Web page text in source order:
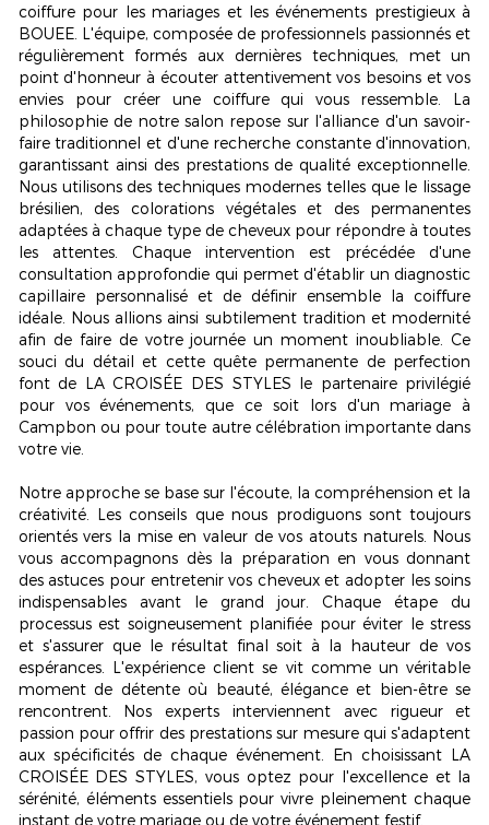
coiffure pour les mariages et les événements prestigieux à
BOUEE. L'équipe, composée de professionnels passionnés et
régulièrement formés aux dernières techniques, met un
point d'honneur à écouter attentivement vos besoins et vos
envies pour créer une coiffure qui vous ressemble. La
philosophie de notre salon repose sur l'alliance d'un savoir-
faire traditionnel et d'une recherche constante d'innovation,
garantissant ainsi des prestations de qualité exceptionnelle.
Nous utilisons des techniques modernes telles que le lissage
brésilien, des colorations végétales et des permanentes
adaptées à chaque type de cheveux pour répondre à toutes
les attentes. Chaque intervention est précédée d'une
consultation approfondie qui permet d'établir un diagnostic
capillaire personnalisé et de définir ensemble la coiffure
idéale. Nous allions ainsi subtilement tradition et modernité
afin de faire de votre journée un moment inoubliable. Ce
souci du détail et cette quête permanente de perfection
font de LA CROISÉE DES STYLES le partenaire privilégié
pour vos événements, que ce soit lors d'un mariage à
Campbon ou pour toute autre célébration importante dans
votre vie.
Notre approche se base sur l'écoute, la compréhension et la
créativité. Les conseils que nous prodiguons sont toujours
orientés vers la mise en valeur de vos atouts naturels. Nous
vous accompagnons dès la préparation en vous donnant
des astuces pour entretenir vos cheveux et adopter les soins
indispensables avant le grand jour. Chaque étape du
processus est soigneusement planifiée pour éviter le stress
et s'assurer que le résultat final soit à la hauteur de vos
espérances. L'expérience client se vit comme un véritable
moment de détente où beauté, élégance et bien-être se
rencontrent. Nos experts interviennent avec rigueur et
passion pour offrir des prestations sur mesure qui s'adaptent
aux spécificités de chaque événement. En choisissant LA
CROISÉE DES STYLES, vous optez pour l'excellence et la
sérénité, éléments essentiels pour vivre pleinement chaque
instant de votre mariage ou de votre événement festif.